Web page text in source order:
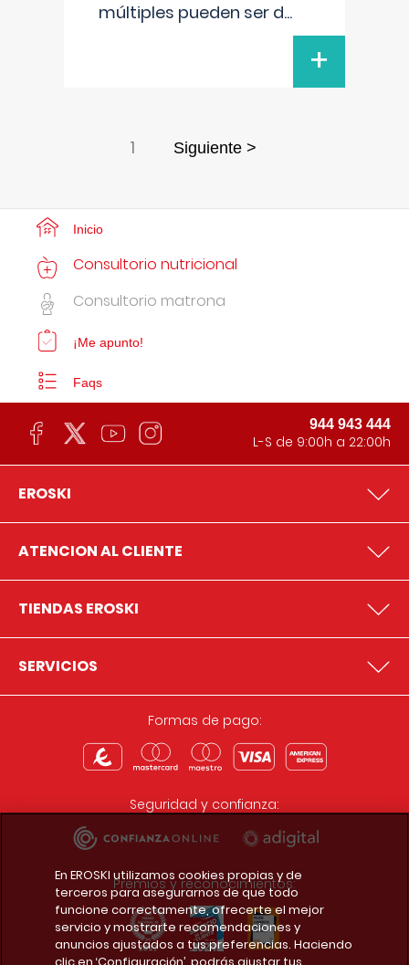
múltiples pueden ser d...
+
1 Siguiente >
Inicio
Consultorio nutricional
Consultorio matrona
¡Me apunto!
Faqs
944 943 444
L-S de 9:00h a 22:00h
EROSKI
ATENCION AL CLIENTE
TIENDAS EROSKI
SERVICIOS
Formas de pago:
Seguridad y confianza:
Premios y reconocimientos:
En EROSKI utilizamos cookies propias y de
terceros para asegurarnos de que todo
funcione correctamente, ofrecerte el mejor
servicio y mostrarte recomendaciones y
anuncios ajustados a tus preferencias. Haciendo
clic en ‘Configuración’, podrás ajustar tus